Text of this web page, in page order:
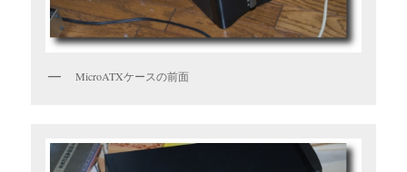
MicroATXケースの前面